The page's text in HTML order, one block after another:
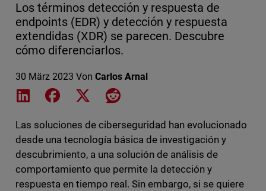
Los términos detección y respuesta de
endpoints (EDR) y detección y respuesta
extendidas (XDR) se parecen. Descubre
cómo diferenciarlos.
30 März 2023 Von Carlos Arnal
Share on LinkedIn
Share on Facebook
Share on XShare on Reddit
Las soluciones de ciberseguridad han evolucionado
desde una tecnología básica de investigación y
descubrimiento, a una solución de análisis de
comportamiento que permite la detección y
respuesta en tiempo real. Sin embargo, si se quiere